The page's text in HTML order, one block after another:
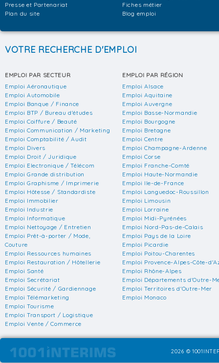
Presse et Partenariat
Plan du site
Fiches métier
Blog emploi
VOTRE RECHERCHE D'EMPLOI
EMPLOI PAR SECTEUR
Emploi Aéronautique
Emploi Automobile
Emploi Banque / Finance
Emploi BTP / Bureau d'études
Emploi Coiffure / Beauté
Emploi Communication / Marketing
Emploi Comptabilité / Audit
Emploi Divers
Emploi Droit / Juridique
Emploi Electronique / Télécom
Emploi Grande distribution
Emploi Graphisme / Imprimerie
Emploi Hôtesse / Standardiste
Emploi Immobilier
Emploi Industrie
Emploi Informatique
Emploi Nettoyage / Entretien
Emploi Prêt-à-porter / Mode,
Couture
Emploi Ressources humaines
Emploi Restauration / Hôtellerie
Emploi Santé
Emploi Secrétariat
Emploi Sécurité / Gardiennage
Emploi Télémarketing
Emploi Tourisme
Emploi Transport / Logistique
Emploi Vente / Commerce
EMPLOI PAR RÉGION
Emploi Alsace
Emploi Aquitaine
Emploi Auvergne
Emploi Basse-Normandie
Emploi Bourgogne
Emploi Bretagne
Emploi Centre
Emploi Champagne-Ardenne
Emploi Corse
Emploi Franche-Comté
Emploi Haute-Normandie
Emploi Ile-de-France
Emploi Languedoc-Roussillon
Emploi Limousin
Emploi Lorraine
Emploi Midi-Pyrénées
Emploi Nord-Pas-de-Calais
Emploi Pays de la Loire
Emploi Picardie
Emploi Poitou-Charentes
Emploi Provence-Alpes-Côte-
Emploi Rhône-Alpes
Emploi Départements d'Outre-
Emploi Territoires d'Outre-Mer
Emploi Monaco
2026 ©